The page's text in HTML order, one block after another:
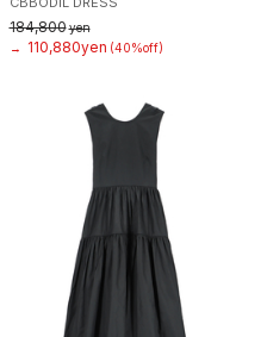
184,800yen
→
110,880yen (40%off)